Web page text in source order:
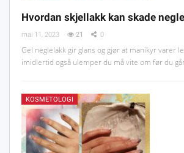
Hvordan skjellakk kan skade
mai 11, 2023 21 0
Gel neglelakk gir glans og gjør at manikyr varer
imidlertid også ulemper du må vite om før du
KOSMETOLOGI